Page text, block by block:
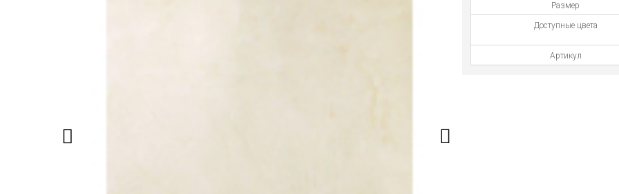
Размер
Доступные цвета
Артикул